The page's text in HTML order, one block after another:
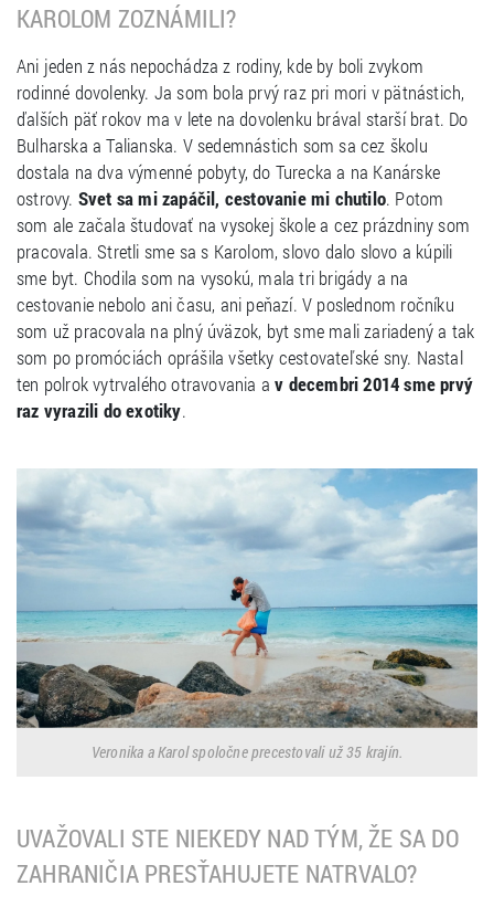
KAROLOM ZOZNÁMILI?
Ani jeden z nás nepochádza z rodiny, kde by boli zvykom
rodinné dovolenky. Ja som bola prvý raz pri mori v pätnástich,
ďalších päť rokov ma v lete na dovolenku brával starší brat. Do
Bulharska a Talianska. V sedemnástich som sa cez školu
dostala na dva výmenné pobyty, do Turecka a na Kanárske
ostrovy. Svet sa mi zapáčil, cestovanie mi chutilo. Potom
som ale začala študovať na vysokej škole a cez prázdniny som
pracovala. Stretli sme sa s Karolom, slovo dalo slovo a kúpili
sme byt. Chodila som na vysokú, mala tri brigády a na
cestovanie nebolo ani času, ani peňazí. V poslednom ročníku
som už pracovala na plný úväzok, byt sme mali zariadený a tak
som po promóciách oprášila všetky cestovateľské sny. Nastal
ten polrok vytrvalého otravovania av decembri 2014 sme prvý
raz vyrazili do exotiky.
Veronika a Karol spoločne precestovali už 35 krajín.
UVAŽOVALI STE NIEKEDY NAD TÝM, ŽE SA DO
ZAHRANIČIA PRESŤAHUJETE NATRVALO?